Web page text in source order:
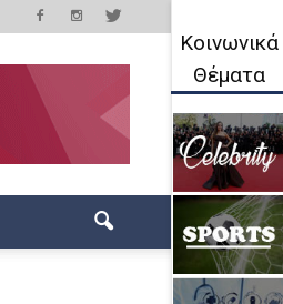
Κοινωνικά
Θέματα